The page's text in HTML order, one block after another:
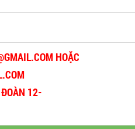
HOẶC
12-